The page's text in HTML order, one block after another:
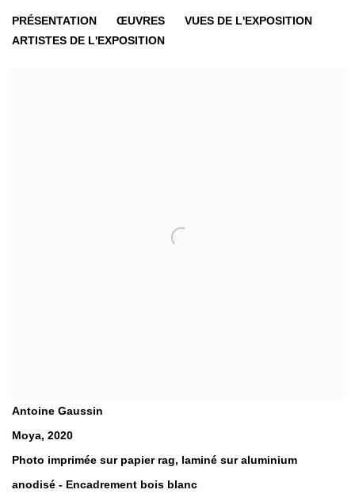
GROUP SHOW
PRÉSENTATION ŒUVRES
VUES DE L'EXPOSITION
ARTISTES DE L'EXPOSITION
Antoine Gaussin
Moya, 2020
Photo imprimée sur papier rag, laminé sur aluminium
anodisé - Encadrement bois blanc